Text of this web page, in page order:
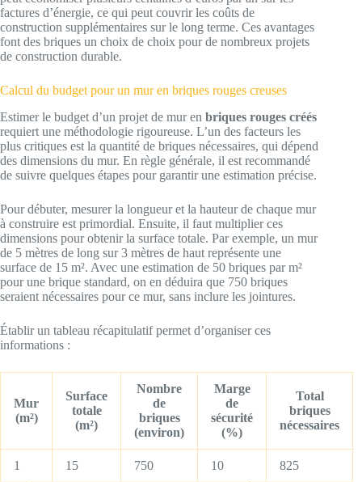
factures d’énergie, ce qui peut couvrir les coûts de
construction supplémentaires sur le long terme. Ces avantages
font des briques un choix de choix pour de nombreux projets
de construction durable.
Calcul du budget pour un mur en briques rouges creuses
Estimer le budget d’un projet de mur en briques rouges créés
requiert une méthodologie rigoureuse. L’un des facteurs les
plus critiques est la quantité de briques nécessaires, qui dépend
des dimensions du mur. En règle générale, il est recommandé
de suivre quelques étapes pour garantir une estimation précise.
Pour débuter, mesurer la longueur et la hauteur de chaque mur
à construire est primordial. Ensuite, il faut multiplier ces
dimensions pour obtenir la surface totale. Par exemple, un mur
de 5 mètres de long sur 3 mètres de haut représente une
surface de 15 m². Avec une estimation de 50 briques par m²
pour une brique standard, on en déduira que 750 briques
seraient nécessaires pour ce mur, sans inclure les jointures.
Établir un tableau récapitulatif permet d’organiser ces
informations :
Mur
(m²)
Surface
totale
(m²)
Nombre
de
briques
(environ)
Marge
de
sécurité
(%)
Total
briques
nécessaires
1 15 750 10
825